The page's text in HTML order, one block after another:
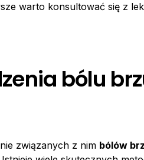
warto konsultować się z
bólu
związanych z nim bólów